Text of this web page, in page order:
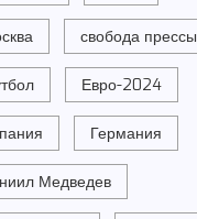
свобода прессы
Евро-2024
Германия
Медведев